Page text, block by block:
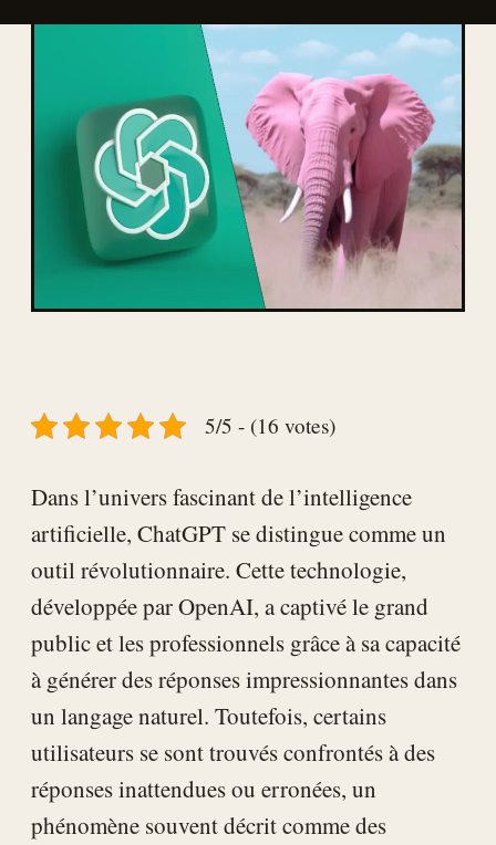
5/5 - (16 votes)
Dans l’univers fascinant de l’intelligence
artificielle, ChatGPT se distingue comme un
outil révolutionnaire. Cette technologie,
développée par OpenAI, a captivé le grand
public et les professionnels grâce à sa capacité
à générer des réponses impressionnantes dans
un langage naturel. Toutefois, certains
utilisateurs se sont trouvés confrontés à des
réponses inattendues ou erronées, un
phénomène souvent décrit comme des